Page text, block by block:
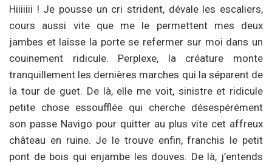
Hiiiiiii ! Je pousse un cri strident, dévale les escaliers,
cours aussi vite que me le permettent mes deux
jambes et laisse la porte se refermer sur moi dans un
couinement ridicule. Perplexe, la créature monte
tranquillement les dernières marches qui la séparent de
la tour de guet. De là, elle me voit, sinistre et ridicule
petite chose essoufflée qui cherche désespérément
son passe Navigo pour quitter au plus vite cet affreux
château en ruine. Je le trouve enfin, franchis le petit
pont de bois qui enjambe les douves. De là, j’entends